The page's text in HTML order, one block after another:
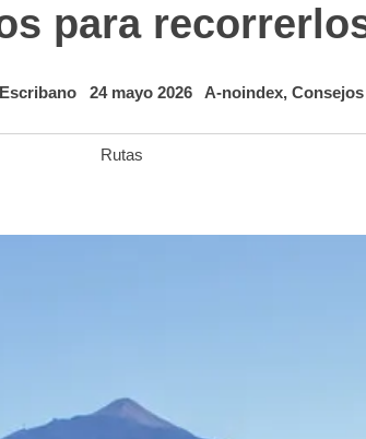
para
24 mayo 2026 A-noindex, Consejos
Rutas